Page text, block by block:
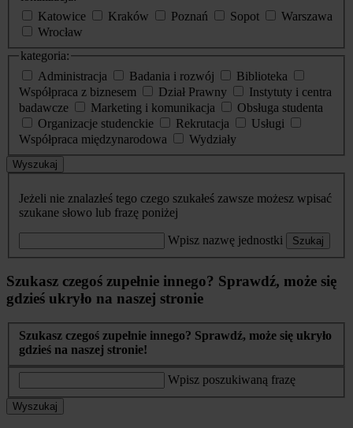
Katowice
Kraków Poznań Sopot
Warszawa
Wrocław
kategoria:
Administracja
Badania i rozwój
Biblioteka
Współpraca z biznesem
Dział Prawny
Instytuty i centra
badawcze
Marketing i komunikacja
Obsługa studenta
Organizacje studenckie
Rekrutacja
Usługi
Współpraca międzynarodowa
Wydziały
Wyszukaj
Jeżeli nie znalazłeś tego czego szukałeś zawsze możesz wpisać
szukane słowo lub frazę poniżej
Wpisz nazwę jednostki Szukaj
Szukasz czegoś zupełnie innego? Sprawdź, może się
gdzieś ukryło na naszej stronie
Szukasz czegoś zupełnie innego? Sprawdź, może się ukryło
gdzieś na naszej stronie!
Wpisz poszukiwaną frazę
Wyszukaj